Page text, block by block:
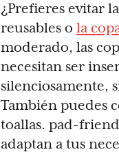
¿Prefieres evitar
reusables o la
moderado, las
necesitan ser
silenciosamente,
También puedes
toallas. pad-
adaptan a tus